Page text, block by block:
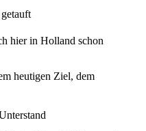
hier in Holland schon
heutigen Ziel, dem